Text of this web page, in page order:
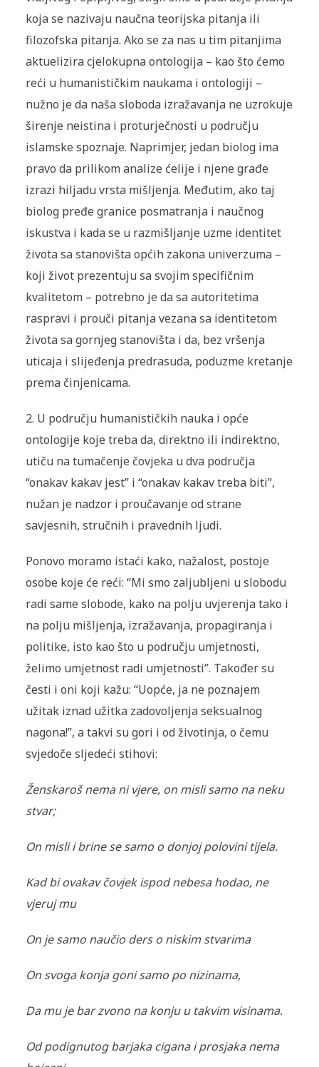
koja se nazivaju naučna teorijska pitanja ili
filozofska pitanja. Ako se za nas u tim pitanjima
aktuelizira cjelokupna ontologija – kao što ćemo
reći u humanističkim naukama i ontologiji –
nužno je da naša sloboda izražavanja ne uzrokuje
širenje neistina i proturječnosti u području
islamske spoznaje. Naprimjer, jedan biolog ima
pravo da prilikom analize ćelije i njene građe
izrazi hiljadu vrsta mišljenja. Međutim, ako taj
biolog pređe granice posmatranja i naučnog
iskustva i kada se u razmišljanje uzme identitet
života sa stanovišta općih zakona univerzuma –
koji život prezentuju sa svojim specifičnim
kvalitetom – potrebno je da sa autoritetima
raspravi i prouči pitanja vezana sa identitetom
života sa gornjeg stanovišta i da, bez vršenja
uticaja i slijeđenja predrasuda, poduzme kretanje
prema činjenicama.
2. U području humanističkih nauka i opće
ontologije koje treba da, direktno ili indirektno,
utiču na tumačenje čovjeka u dva područja
“onakav kakav jest” i “onakav kakav treba biti”,
nužan je nadzor i proučavanje od strane
savjesnih, stručnih i pravednih ljudi.
Ponovo moramo istaći kako, nažalost, postoje
osobe koje će reći: “Mi smo zaljubljeni u slobodu
radi same slobode, kako na polju uvjerenja tako i
na polju mišljenja, izražavanja, propagiranja i
politike, isto kao što u području umjetnosti,
želimo umjetnost radi umjetnosti”. Također su
česti i oni koji kažu: “Uopće, ja ne poznajem
užitak iznad užitka zadovoljenja seksualnog
nagona!”, a takvi su gori i od životinja, o čemu
svjedoče sljedeći stihovi:
Ženskaroš nema ni vjere, on misli samo na neku
stvar;
On misli i brine se samo o donjoj polovini tijela.
Kad bi ovakav čovjek ispod nebesa hodao, ne
vjeruj mu
On je samo naučio ders o niskim stvarima
On svoga konja goni samo po nizinama,
Da mu je bar zvono na konju u takvim visinama.
Od podignutog barjaka cigana i prosjaka nema